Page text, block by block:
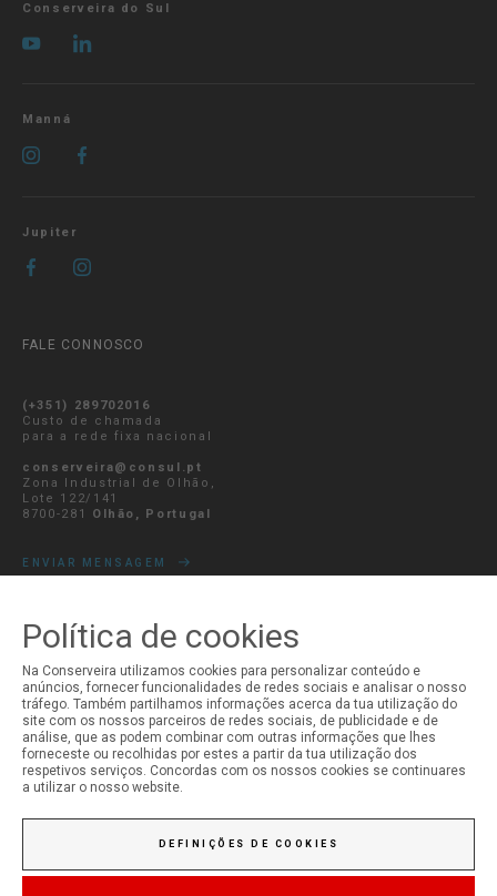
Conserveira do Sul
Manná
Jupiter
FALE CONNOSCO
(+351) 289702016
Custo de chamada
para a rede fixa nacional
conserveira@consul.pt
Zona Industrial de Olhão,
Lote 122/141
8700-281 Olhão, Portugal
ENVIAR MENSAGEM
A MINHA CONTA
Iniciar Sessão
Registo
Política de cookies
Na Conserveira utilizamos cookies para personalizar conteúdo e
anúncios, fornecer funcionalidades de redes sociais e analisar o nosso
tráfego. Também partilhamos informações acerca da tua utilização do
site com os nossos parceiros de redes sociais, de publicidade e de
análise, que as podem combinar com outras informações que lhes
forneceste ou recolhidas por estes a partir da tua utilização dos
respetivos serviços. Concordas com os nossos cookies se continuares
a utilizar o nosso website.
DEFINIÇÕES DE COOKIES